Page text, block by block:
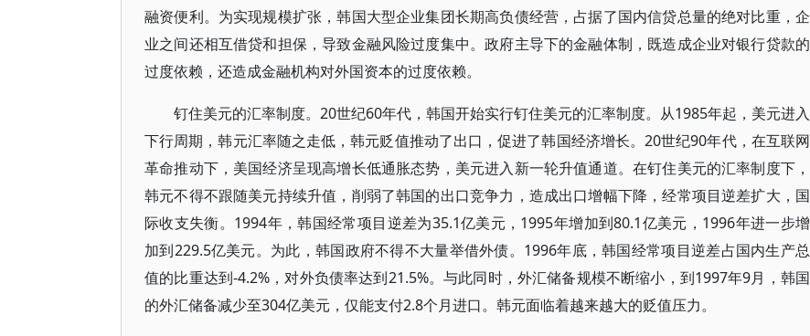
融资便利。为实现规模扩张，韩国大型企业集团长期高负债经营，占据了国内信贷总量的绝对比重，企
业之间还相互借贷和担保，导致金融风险过度集中。政府主导下的金融体制，既造成企业对银行贷款的
过度依赖，还造成金融机构对外国资本的过度依赖。
钉住美元的汇率制度。20世纪60年代，韩国开始实行钉住美元的汇率制度。从1985年起，美元进入
下行周期，韩元汇率随之走低，韩元贬值推动了出口，促进了韩国经济增长。20世纪90年代，在互联网
革命推动下，美国经济呈现高增长低通胀态势，美元进入新一轮升值通道。在钉住美元的汇率制度下，
韩元不得不跟随美元持续升值，削弱了韩国的出口竞争力，造成出口增幅下降，经常项目逆差扩大，国
际收支失衡。1994年，韩国经常项目逆差为35.1亿美元，1995年增加到80.1亿美元，1996年进一步增
加到229.5亿美元。为此，韩国政府不得不大量举借外债。1996年底，韩国经常项目逆差占国内生产总
值的比重达到-4.2%，对外负债率达到21.5%。与此同时，外汇储备规模不断缩小，到1997年9月，韩国
的外汇储备减少至304亿美元，仅能支付2.8个月进口。韩元面临着越来越大的贬值压力。